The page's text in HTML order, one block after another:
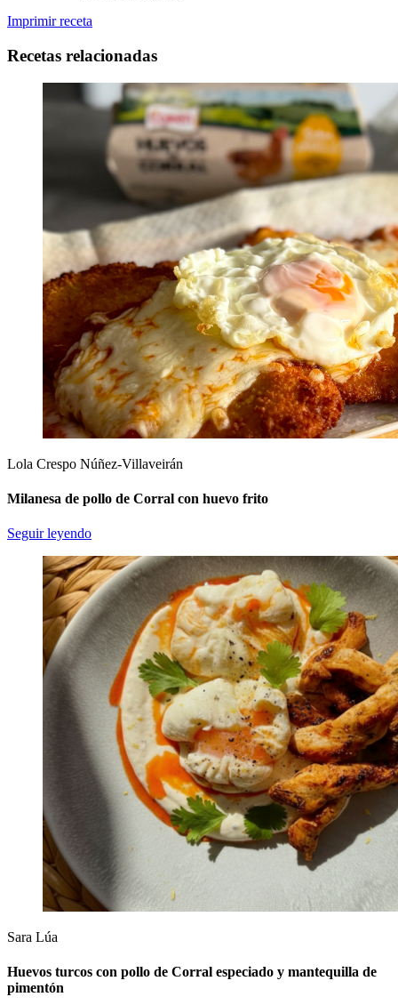
Imprimir receta
Recetas relacionadas
Lola Crespo Núñez-Villaveirán
Milanesa de pollo de Corral con huevo frito
Seguir leyendo
Sara Lúa
Huevos turcos con pollo de Corral especiado y mantequilla de
pimentón